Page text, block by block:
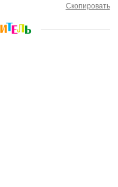
Скопировать